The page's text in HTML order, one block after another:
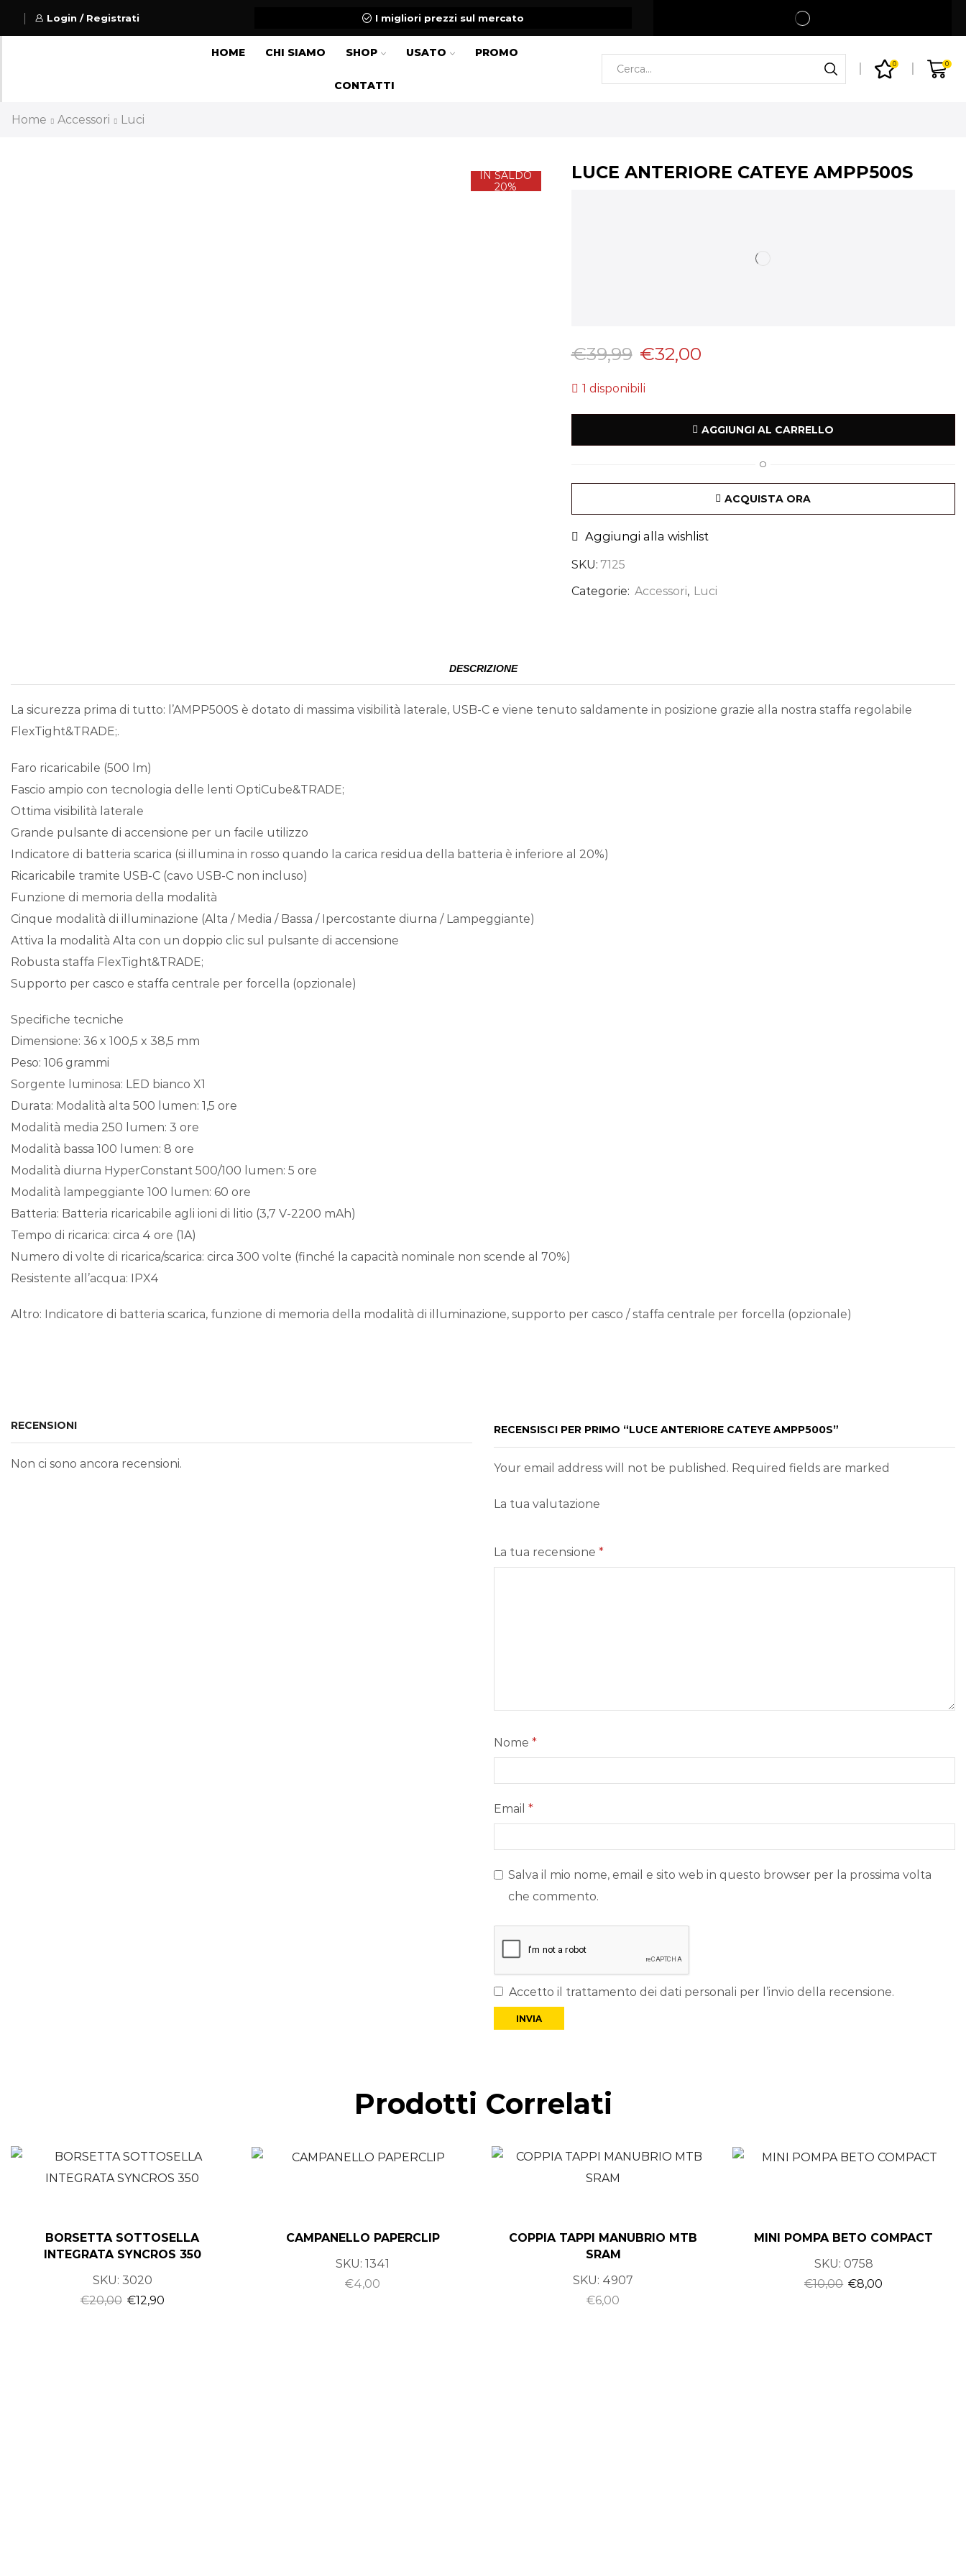
Login / Registrati I migliori prezzi sul mercato Spedizione gratuita per ordini superiori a 99€
HOME CHI SIAMO SHOP USATO PROMO
CONTATTI
0 0
Home Accessori Luci
IN SALDO
20%
LUCE ANTERIORE CATEYE AMPP500S
€39,99 €32,00
1 disponibili
AGGIUNGI AL CARRELLO
O
ACQUISTA ORA
Aggiungi alla wishlist
SKU: 7125
Categorie: Accessori, Luci
DESCRIZIONE
La sicurezza prima di tutto: l’AMPP500S è dotato di massima visibilità laterale, USB-C e viene tenuto saldamente in posizione grazie alla nostra staffa regolabile
FlexTight&TRADE;.
Faro ricaricabile (500 lm)
Fascio ampio con tecnologia delle lenti OptiCube&TRADE;
Ottima visibilità laterale
Grande pulsante di accensione per un facile utilizzo
Indicatore di batteria scarica (si illumina in rosso quando la carica residua della batteria è inferiore al 20%)
Ricaricabile tramite USB-C (cavo USB-C non incluso)
Funzione di memoria della modalità
Cinque modalità di illuminazione (Alta / Media / Bassa / Ipercostante diurna / Lampeggiante)
Attiva la modalità Alta con un doppio clic sul pulsante di accensione
Robusta staffa FlexTight&TRADE;
Supporto per casco e staffa centrale per forcella (opzionale)
Specifiche tecniche
Dimensione: 36 x 100,5 x 38,5 mm
Peso: 106 grammi
Sorgente luminosa: LED bianco X1
Durata: Modalità alta 500 lumen: 1,5 ore
Modalità media 250 lumen: 3 ore
Modalità bassa 100 lumen: 8 ore
Modalità diurna HyperConstant 500/100 lumen: 5 ore
Modalità lampeggiante 100 lumen: 60 ore
Batteria: Batteria ricaricabile agli ioni di litio (3,7 V-2200 mAh)
Tempo di ricarica: circa 4 ore (1A)
Numero di volte di ricarica/scarica: circa 300 volte (finché la capacità nominale non scende al 70%)
Resistente all’acqua: IPX4
Altro: Indicatore di batteria scarica, funzione di memoria della modalità di illuminazione, supporto per casco / staffa centrale per forcella (opzionale)
RECENSIONI
Non ci sono ancora recensioni.
RECENSISCI PER PRIMO “LUCE ANTERIORE CATEYE AMPP500S”
Your email address will not be published. Required fields are marked
La tua valutazione
La tua recensione *
Nome *
Email *
Salva il mio nome, email e sito web in questo browser per la prossima volta
che commento.
Accetto il trattamento dei dati personali per l’invio della recensione.
Prodotti Correlati
BORSETTA SOTTOSELLA
INTEGRATA SYNCROS 350
SKU: 3020
€20,00 €12,90
CAMPANELLO PAPERCLIP
SKU:1341
€4,00
COPPIA TAPPI MANUBRIO MTB
SRAM
SKU: 4907
€6,00
MINI POMPA BETO COMPACT
SKU: 0758
€10,00 €8,00